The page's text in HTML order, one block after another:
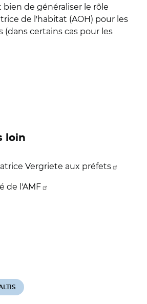
de généraliser le rôle
de l'habitat (AOH) pour les
certains cas pour les
loin
Vergriete aux préfets
de l'AMF